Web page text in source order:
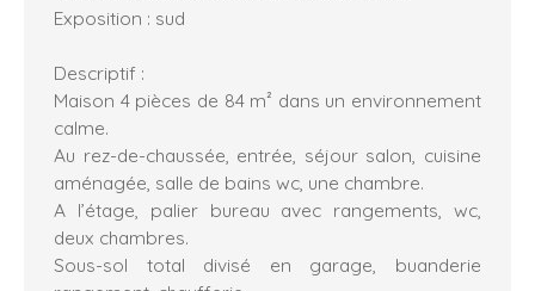
Exposition : sud
Descriptif :
Maison 4 pièces de 84 m² dans un environnement
calme.
Au rez-de-chaussée, entrée, séjour salon, cuisine
aménagée, salle de bains wc, une chambre.
A l’étage, palier bureau avec rangements, wc,
deux chambres.
Sous-sol total divisé en garage, buanderie